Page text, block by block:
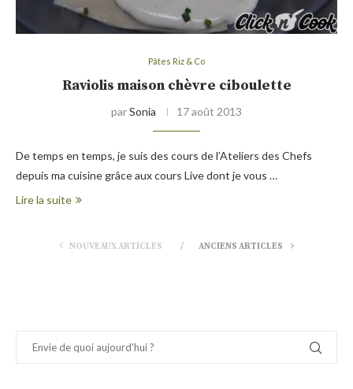
Pâtes Riz & Co
Raviolis maison chèvre ciboulette
parSonia 17 août 2013
De temps en temps, je suis des cours de l’Ateliers des Chefs
depuis ma cuisine grâce aux cours Live dont je vous …
Lire la suite
NOUVEAUX ARTICLES ANCIENS ARTICLES